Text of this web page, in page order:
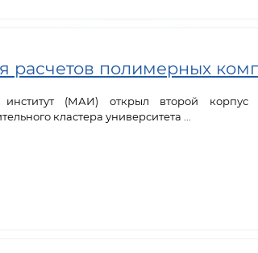
полимерных
(МАИ) открыл второй корпус
кластера университета ...